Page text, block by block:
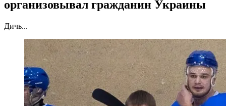
организовывал гражданин Украины
Дичь...